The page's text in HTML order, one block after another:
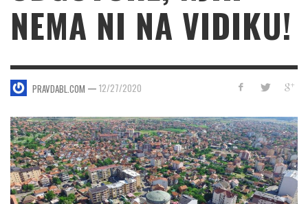
NEMA NI NA VIDIKU!
PRAVDABL.COM — 12/27/2020